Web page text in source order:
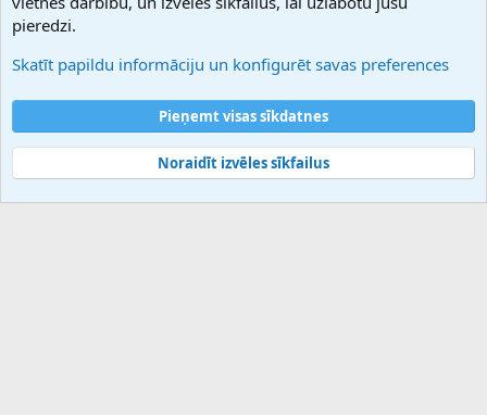
Atbalsts
Palīdzība
Noteikumi un nosacījumi
Privātuma politika
Community platform by XenForo® © 2010-2025 XenForo Ltd.
pieredzi.
Skatīt papildu informāciju un konfigurēt savas preferences
Pieņemt visas sīkdatnes
Noraidīt izvēles sīkfailus